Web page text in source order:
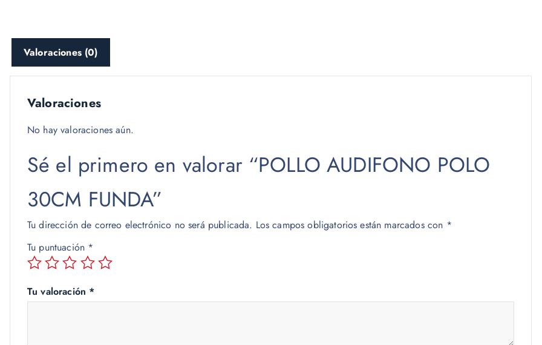
Valoraciones (0)
Valoraciones
No hay valoraciones aún.
Sé el primero en valorar “POLLO AUDIFONO POLO
30CM FUNDA”
Tu dirección de correo electrónico no será publicada. Los campos obligatorios están marcados con *
Tu puntuación *
Tu valoración *